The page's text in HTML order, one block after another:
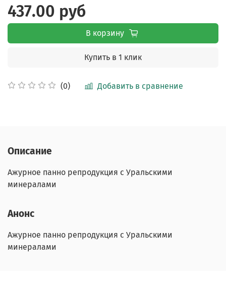
(0) Добавить в сравнение
437.00 руб
В корзину
Купить в 1 клик
Описание
Ажурное панно репродукция с Уральскими
минералами
Анонс
Ажурное панно репродукция с Уральскими
минералами